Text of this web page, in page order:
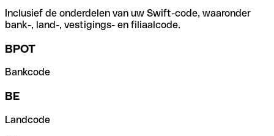
Inclusief de onderdelen van uw Swift-code, waaronder
bank-, land-, vestigings- en filiaalcode.
BPOT
Bankcode
BE
Landcode